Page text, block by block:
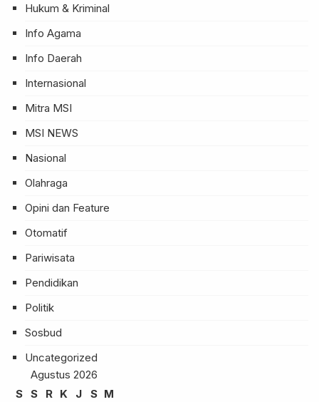
Hukum & Kriminal
Info Agama
Info Daerah
Internasional
Mitra MSI
MSI NEWS
Nasional
Olahraga
Opini dan Feature
Otomatif
Pariwisata
Pendidikan
Politik
Sosbud
Uncategorized
Agustus 2026
S
S R K J S M